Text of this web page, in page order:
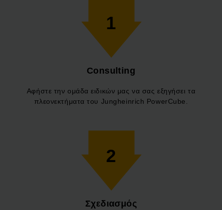
1
Consulting
Αφήστε την ομάδα ειδικών μας να σας εξηγήσει τα
πλεονεκτήματα του Jungheinrich PowerCube.
2
Σχεδιασμός